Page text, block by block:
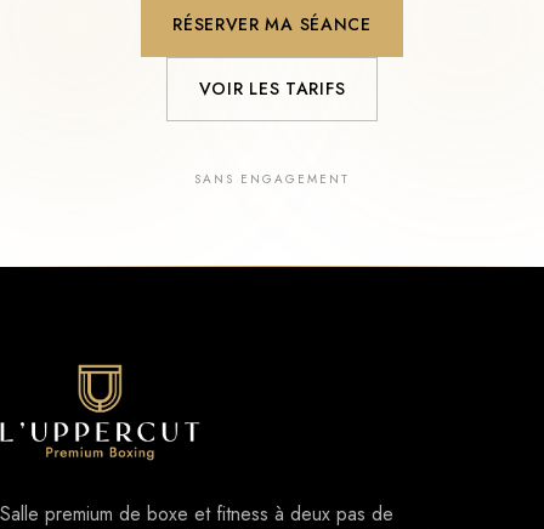
RÉSERVER MA SÉANCE
VOIR LES TARIFS
SANS ENGAGEMENT
Salle premium de boxe et fitness à deux pas de